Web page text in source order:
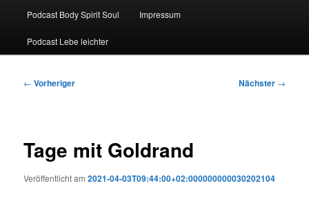
Podcast Body Spirit Soul Impressum
Podcast Lebe leichter
Beitragsnavigation
← Vorheriger Nächster →
Tage mit Goldrand
Veröffentlicht am2021-04-03T09:44:00+02:000000000030202104